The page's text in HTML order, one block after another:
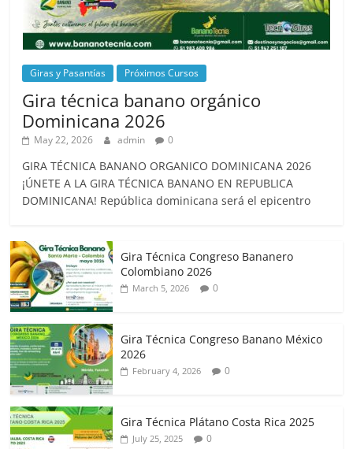
Giras y Pasantías Próximos Cursos
Gira técnica banano orgánico
Dominicana 2026
May 22, 2026 admin 0
GIRA TÉCNICA BANANO ORGANICO DOMINICANA 2026
¡ÚNETE A LA GIRA TÉCNICA BANANO EN REPUBLICA
DOMINICANA! República dominicana será el epicentro
Gira Técnica Congreso Bananero
Colombiano 2026
March 5, 2026 0
Gira Técnica Congreso Banano México
2026
February 4, 2026 0
Gira Técnica Plátano Costa Rica 2025
July 25, 2025 0